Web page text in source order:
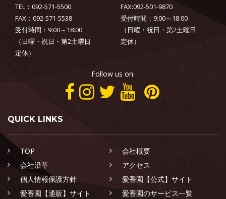
TEL：092-571-5500
FAX：092-571-5538
受付時間：9:00～18:00
（日曜・祝日・第2土曜日
定休）
FAX:092-501-9870
受付時間：9:00～18:00
（日曜・祝日・第2土曜日
定休）
Follow us on:
QUICK LINKS
TOP
会社概要
会社沿革
アクセス
個人情報保護方針
愛香園【公式】サイト
愛香園【通販】サイト
愛香園のサービス一覧